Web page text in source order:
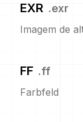
EXR .exr
Imagem de
FF .ff
Farbfeld